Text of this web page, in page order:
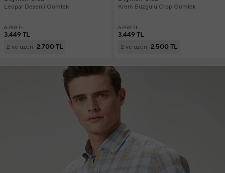
Leopar Desenli Gömlek
6.750 TL
3.449 TL
2 ve üzeri 2.700 TL
Krem Büzgülü Crop Gömlek
6.250 TL
3.449 TL
2 ve üzeri 2.500 TL